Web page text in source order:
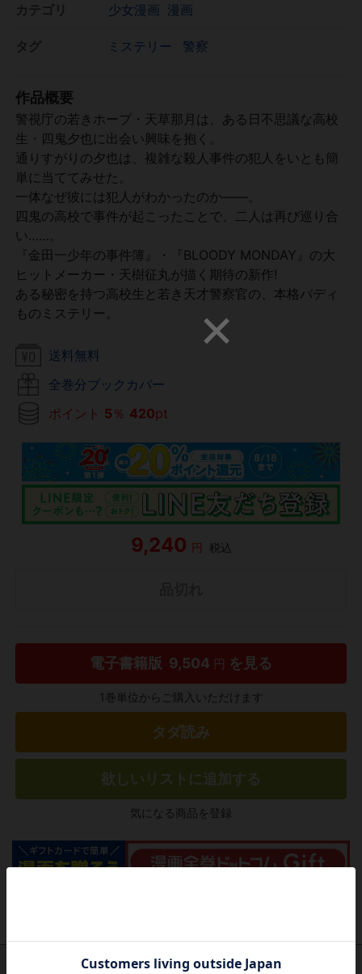
少女漫画 漫画
ミステリー 警察
作品概要
警視庁の若きホープ・天草那月は、ある日不思議な高校
生・四鬼夕也に出会い興味を抱く。
通りすがりの夕也は、複雑な殺人事件の犯人をいとも簡
単に当ててみせた。
一体なぜ彼には犯人がわかったのか――。
四鬼の高校で事件が起こったことで、二人は再び巡り合
い……。
『金田一少年の事件簿』・『BLOODY MONDAY』の大
ヒットメーカー・天樹征丸が描く期待の新作!
ある秘密を持つ高校生と若き天才警察官の、本格バディ
ものミステリー。
送料無料
全巻分ブックカバー
ポイント 5 ％ 420pt
9,240 円 税込
電子書籍版 9,504 円 を見る
1巻単位からご購入いただけます
タダ読み
欲しいリストに追加する
気になる商品を登録
作品レビュー （関連商品を含む）